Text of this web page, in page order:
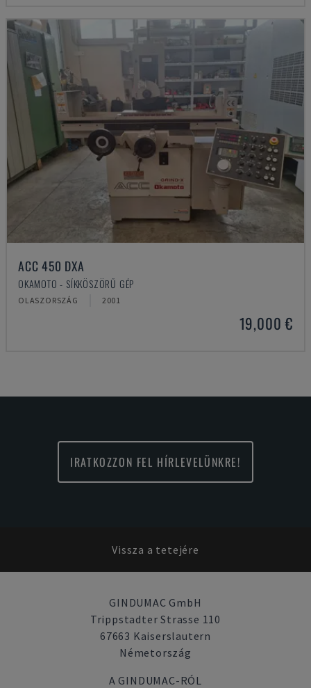
ACC 450 DXA
OKAMOTO - SÍKKÖSZÖRŰ GÉP
OLASZORSZÁG 2001
19,000 €
IRATKOZZON FEL HÍRLEVELÜNKRE!
Vissza a tetejére
GINDUMAC GmbH
Trippstadter Strasse 110
67663 Kaiserslautern
Németország
A GINDUMAC-RÓL